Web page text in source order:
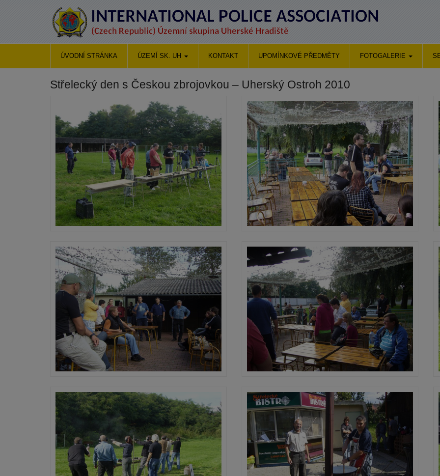
ÚVODNÍ STRÁNKA ÚZEMÍ SK. UH KONTAKT UPOMÍNKOVÉ PŘEDMĚTY FOTOGALERIE
Střelecký den s Českou zbrojovkou – Uherský Ostroh 2010